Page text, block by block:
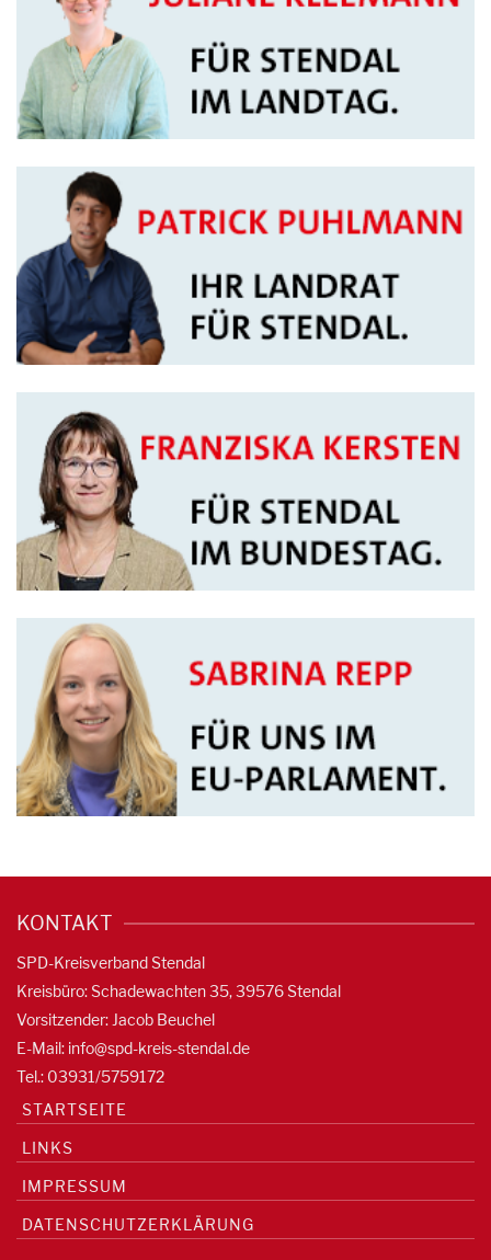
KONTAKT
SPD-Kreisverband Stendal
Kreisbüro: Schadewachten 35, 39576 Stendal
Vorsitzender: Jacob Beuchel
E-Mail: info@spd-kreis-stendal.de
Tel.: 03931/5759172
STARTSEITE
LINKS
IMPRESSUM
DATENSCHUTZERKLÄRUNG